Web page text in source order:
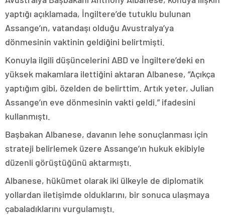
yaptığı açıklamada, İngiltere’de tutuklu bulunan
Assange’ın, vatandaşı olduğu Avustralya’ya
dönmesinin vaktinin geldiğini belirtmişti.
Konuyla ilgili düşüncelerini ABD ve İngiltere’deki en
yüksek makamlara ilettiğini aktaran Albanese, “Açıkça
yaptığım gibi, özelden de belirttim. Artık yeter, Julian
Assange’ın eve dönmesinin vakti geldi.” ifadesini
kullanmıştı.
Başbakan Albanese, davanın lehe sonuçlanması için
strateji belirlemek üzere Assange’ın hukuk ekibiyle
düzenli görüştüğünü aktarmıştı.
Albanese, hükümet olarak iki ülkeyle de diplomatik
yollardan iletişimde olduklarını, bir sonuca ulaşmaya
çabaladıklarını vurgulamıştı.